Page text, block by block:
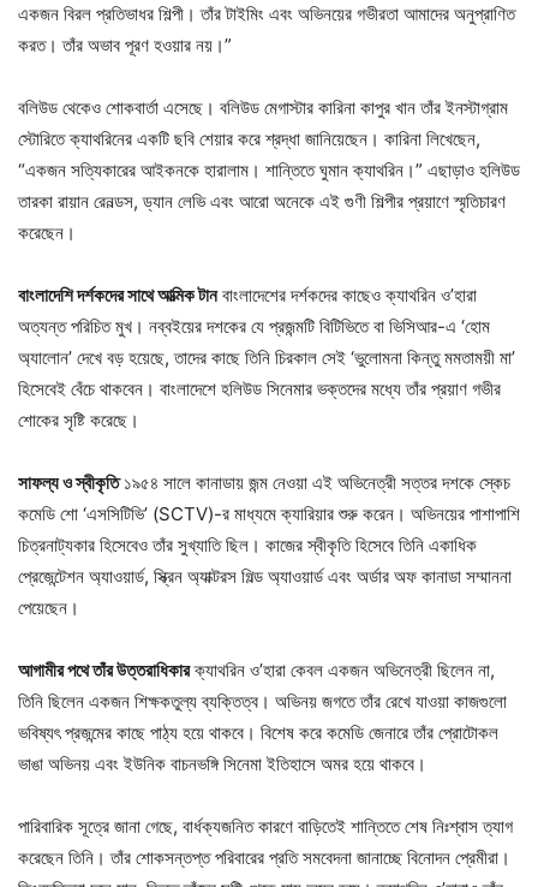
একজন বিরল প্রতিভাধর শিল্পী। তাঁর টাইমিং এবং অভিনয়ের গভীরতা আমাদের অনুপ্রাণিত
করত। তাঁর অভাব পূরণ হওয়ার নয়।”
বলিউড থেকেও শোকবার্তা এসেছে। বলিউড মেগাস্টার কারিনা কাপুর খান তাঁর ইনস্টাগ্রাম
স্টোরিতে ক্যাথরিনের একটি ছবি শেয়ার করে শ্রদ্ধা জানিয়েছেন। কারিনা লিখেছেন,
“একজন সত্যিকারের আইকনকে হারালাম। শান্তিতে ঘুমান ক্যাথরিন।” এছাড়াও হলিউড
তারকা রায়ান রেনল্ডস, ড্যান লেভি এবং আরো অনেকে এই গুণী শিল্পীর প্রয়াণে স্মৃতিচারণ
করেছেন।
বাংলাদেশি দর্শকদের সাথে আত্মিক টানবাংলাদেশের দর্শকদের কাছেও ক্যাথরিন ও’হারা
অত্যন্ত পরিচিত মুখ। নব্বইয়ের দশকের যে প্রজন্মটি বিটিভিতে বা ভিসিআর-এ ‘হোম
অ্যালোন’ দেখে বড় হয়েছে, তাদের কাছে তিনি চিরকাল সেই ‘ভুলোমনা কিন্তু মমতাময়ী মা’
হিসেবেই বেঁচে থাকবেন। বাংলাদেশে হলিউড সিনেমার ভক্তদের মধ্যে তাঁর প্রয়াণ গভীর
শোকের সৃষ্টি করেছে।
সাফল্য ও স্বীকৃতি১৯৫৪ সালে কানাডায় জন্ম নেওয়া এই অভিনেত্রী সত্তর দশকে স্কেচ
কমেডি শো ‘এসসিটিভি’ (SCTV)-র মাধ্যমে ক্যারিয়ার শুরু করেন। অভিনয়ের পাশাপাশি
চিত্রনাট্যকার হিসেবেও তাঁর সুখ্যাতি ছিল। কাজের স্বীকৃতি হিসেবে তিনি একাধিক
প্রেজেন্টেশন অ্যাওয়ার্ড, স্ক্রিন অ্যাক্টরস গিল্ড অ্যাওয়ার্ড এবং অর্ডার অফ কানাডা সম্মাননা
পেয়েছেন।
আগামীর পথে তাঁর উত্তরাধিকারক্যাথরিন ও’হারা কেবল একজন অভিনেত্রী ছিলেন না,
তিনি ছিলেন একজন শিক্ষকতুল্য ব্যক্তিত্ব। অভিনয় জগতে তাঁর রেখে যাওয়া কাজগুলো
ভবিষ্যৎ প্রজন্মের কাছে পাঠ্য হয়ে থাকবে। বিশেষ করে কমেডি জেনারে তাঁর প্রোটোকল
ভাঙা অভিনয় এবং ইউনিক বাচনভঙ্গি সিনেমা ইতিহাসে অমর হয়ে থাকবে।
পারিবারিক সূত্রে জানা গেছে, বার্ধক্যজনিত কারণে বাড়িতেই শান্তিতে শেষ নিঃশ্বাস ত্যাগ
করেছেন তিনি। তাঁর শোকসন্তপ্ত পরিবারের প্রতি সমবেদনা জানাচ্ছে বিনোদন প্রেমীরা।